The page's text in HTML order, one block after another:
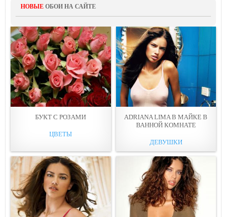
НОВЫЕ ОБОИ НА САЙТЕ
БУКТ С РОЗАМИ
ЦВЕТЫ
ADRIANA LIMA В МАЙКЕ В
ВАННОЙ КОМНАТЕ
ДЕВУШКИ